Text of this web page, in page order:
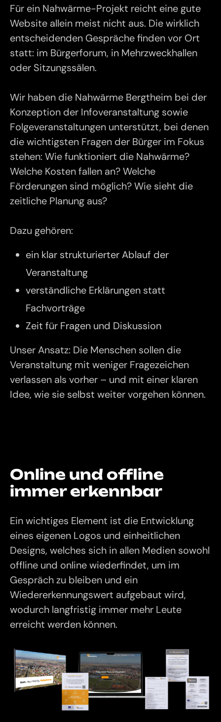
Für ein Nahwärme-Projekt reicht eine gute
Website allein meist nicht aus. Die wirklich
entscheidenden Gespräche finden vor Ort
statt: im Bürgerforum, in Mehrzweckhallen
oder Sitzungssälen.
Wir haben die Nahwärme Bergtheim bei der
Konzeption der Infoveranstaltung sowie
Folgeveranstaltungen unterstützt, bei denen
die wichtigsten Fragen der Bürger im Fokus
stehen: Wie funktioniert die Nahwärme?
Welche Kosten fallen an? Welche
Förderungen sind möglich? Wie sieht die
zeitliche Planung aus?
Dazu gehören:
ein klar strukturierter Ablauf der
Veranstaltung
verständliche Erklärungen statt
Fachvorträge
Zeit für Fragen und Diskussion
Unser Ansatz: Die Menschen sollen die
Veranstaltung mit weniger Fragezeichen
verlassen als vorher – und mit einer klaren
Idee, wie sie selbst weiter vorgehen können.
Online und offline
immer erkennbar
Ein wichtiges Element ist die Entwicklung
eines eigenen Logos und einheitlichen
Designs, welches sich in allen Medien sowohl
offline und online wiederfindet, um im
Gespräch zu bleiben und ein
Wiedererkennungswert aufgebaut wird,
wodurch langfristig immer mehr Leute
erreicht werden können.